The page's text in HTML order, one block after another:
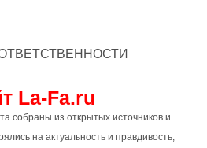
La-Fa.ru
собраны из открытых источников и
на актуальность и правдивость,